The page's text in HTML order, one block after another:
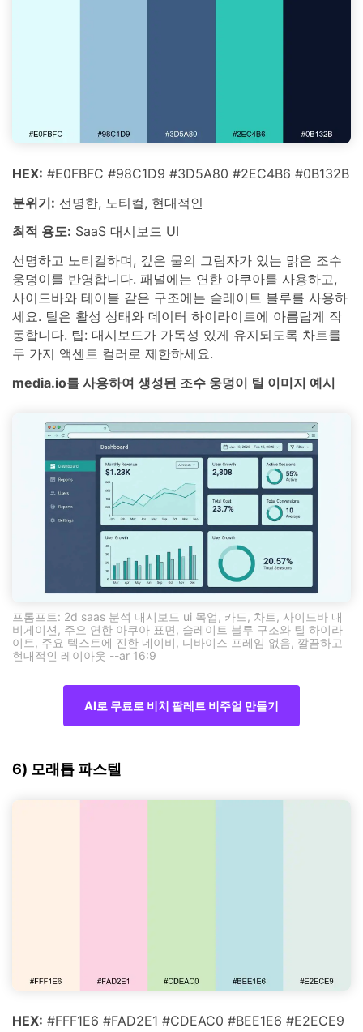
HEX: #E0FBFC #98C1D9 #3D5A80 #2EC4B6 #0B132B
분위기: 선명한, 노티컬, 현대적인
최적 용도: SaaS 대시보드 UI
선명하고 노티컬하며, 깊은 물의 그림자가 있는 맑은 조수
웅덩이를 반영합니다. 패널에는 연한 아쿠아를 사용하고,
사이드바와 테이블 같은 구조에는 슬레이트 블루를 사용하
세요. 틸은 활성 상태와 데이터 하이라이트에 아름답게 작
동합니다. 팁: 대시보드가 가독성 있게 유지되도록 차트를
두 가지 액센트 컬러로 제한하세요.
media.io를 사용하여 생성된 조수 웅덩이 틸 이미지 예시
프롬프트: 2d saas 분석 대시보드 ui 목업, 카드, 차트, 사이드바 내
비게이션, 주요 연한 아쿠아 표면, 슬레이트 블루 구조와 틸 하이라
이트, 주요 텍스트에 진한 네이비, 디바이스 프레임 없음, 깔끔하고
현대적인 레이아웃 --ar 16:9
AI로 무료로 비치 팔레트 비주얼 만들기
6) 모래톱 파스텔
HEX: #FFF1E6 #FAD2E1 #CDEAC0 #BEE1E6 #E2ECE9